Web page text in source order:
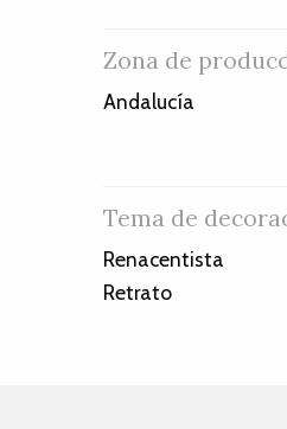
Zona de
Andalucía
Tema de
Renacentista
Retrato